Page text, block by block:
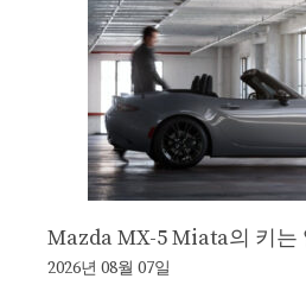
Mazda MX-5 Miata의 키는
2026년 08월 07일